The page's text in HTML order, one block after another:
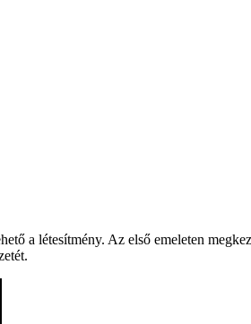
a létesítmény. Az első emeleten